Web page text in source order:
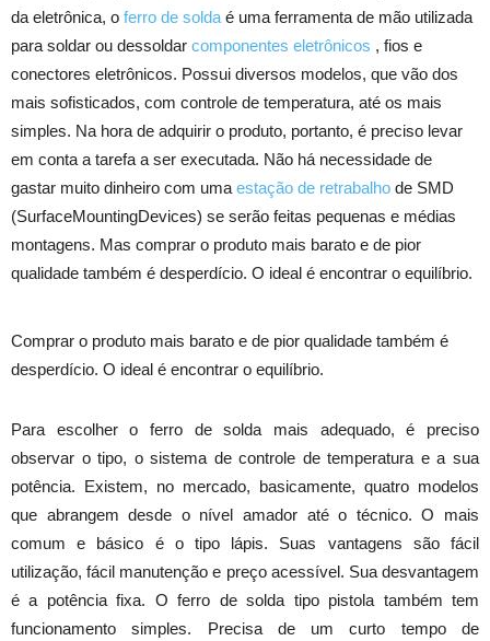
da eletrônica, o ferro de solda é uma ferramenta de mão utilizada
para soldar ou dessoldar componentes eletrônicos , fios e
conectores eletrônicos. Possui diversos modelos, que vão dos
mais sofisticados, com controle de temperatura, até os mais
simples. Na hora de adquirir o produto, portanto, é preciso levar
em conta a tarefa a ser executada. Não há necessidade de
gastar muito dinheiro com uma estação de retrabalho de SMD
(SurfaceMountingDevices) se serão feitas pequenas e médias
montagens. Mas comprar o produto mais barato e de pior
qualidade também é desperdício. O ideal é encontrar o equilíbrio.
Comprar o produto mais barato e de pior qualidade também é
desperdício. O ideal é encontrar o equilíbrio.
Para escolher o ferro de solda mais adequado, é preciso
observar o tipo, o sistema de controle de temperatura e a sua
potência. Existem, no mercado, basicamente, quatro modelos
que abrangem desde o nível amador até o técnico. O mais
comum e básico é o tipo lápis. Suas vantagens são fácil
utilização, fácil manutenção e preço acessível. Sua desvantagem
é a potência fixa. O ferro de solda tipo pistola também tem
funcionamento simples. Precisa de um curto tempo de